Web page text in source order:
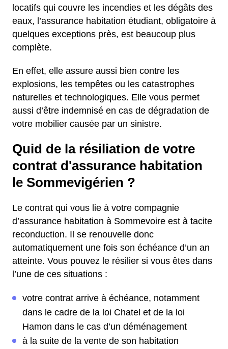
locatifs qui couvre les incendies et les dégâts des
eaux, l’assurance habitation étudiant, obligatoire à
quelques exceptions près, est beaucoup plus
complète.
En effet, elle assure aussi bien contre les
explosions, les tempêtes ou les catastrophes
naturelles et technologiques. Elle vous permet
aussi d’être indemnisé en cas de dégradation de
votre mobilier causée par un sinistre.
Quid de la résiliation de votre
contrat d'assurance habitation
le Sommevigérien ?
Le contrat qui vous lie à votre compagnie
d’assurance habitation à Sommevoire est à tacite
reconduction. Il se renouvelle donc
automatiquement une fois son échéance d’un an
atteinte. Vous pouvez le résilier si vous êtes dans
l’une de ces situations :
votre contrat arrive à échéance, notamment
dans le cadre de la loi Chatel et de la loi
Hamon dans le cas d’un déménagement
à la suite de la vente de son habitation